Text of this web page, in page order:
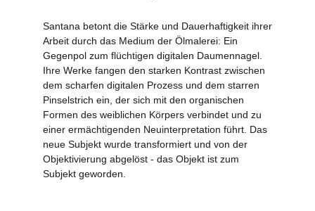
Santana betont die Stärke und Dauerhaftigkeit ihrer
Arbeit durch das Medium der Ölmalerei: Ein
Gegenpol zum flüchtigen digitalen Daumennagel.
Ihre Werke fangen den starken Kontrast zwischen
dem scharfen digitalen Prozess und dem starren
Pinselstrich ein, der sich mit den organischen
Formen des weiblichen Körpers verbindet und zu
einer ermächtigenden Neuinterpretation führt. Das
neue Subjekt wurde transformiert und von der
Objektivierung abgelöst - das Objekt ist zum
Subjekt geworden.